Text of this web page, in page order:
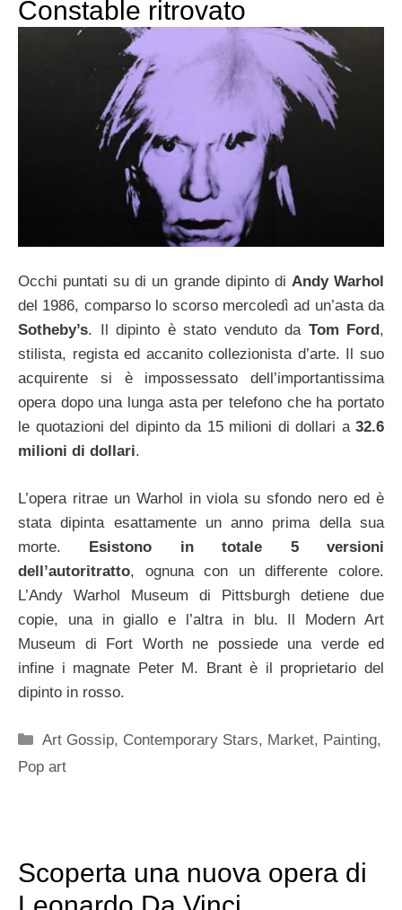
Constable ritrovato
Occhi puntati su di un grande dipinto di Andy Warhol
del 1986, comparso lo scorso mercoledì ad un’asta da
Sotheby’s. Il dipinto è stato venduto da Tom Ford,
stilista, regista ed accanito collezionista d’arte. Il suo
acquirente si è impossessato dell’importantissima
opera dopo una lunga asta per telefono che ha portato
le quotazioni del dipinto da 15 milioni di dollari a 32.6
milioni di dollari.
L’opera ritrae un Warhol in viola su sfondo nero ed è
stata dipinta esattamente un anno prima della sua
morte. Esistono in totale 5 versioni
dell’autoritratto, ognuna con un differente colore.
L’Andy Warhol Museum di Pittsburgh detiene due
copie, una in giallo e l’altra in blu. Il Modern Art
Museum di Fort Worth ne possiede una verde ed
infine i magnate Peter M. Brant è il proprietario del
dipinto in rosso.
Categorie
Art Gossip, Contemporary Stars, Market, Painting,
Pop art
Scoperta una nuova opera di